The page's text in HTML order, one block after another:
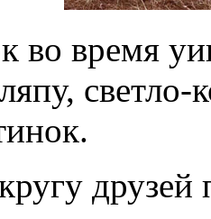
во время
светло-
друзей